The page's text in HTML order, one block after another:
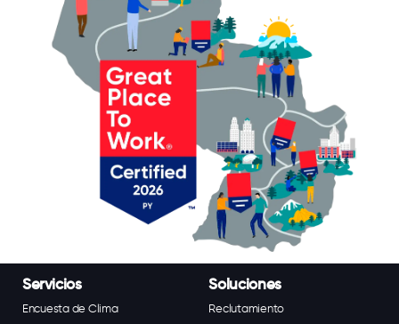
Servicios
Encuesta de Clima
Soluciones
Reclutamiento